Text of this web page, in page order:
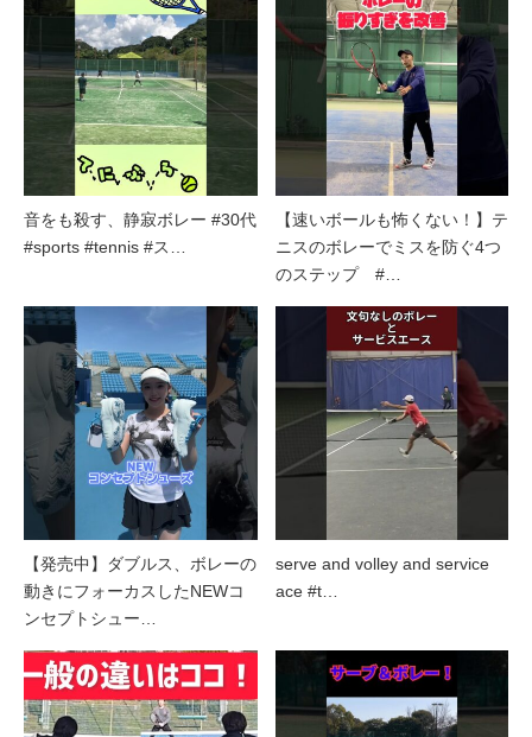
音をも殺す、静寂ボレー #30代
#sports #tennis #ス…
【速いボールも怖くない！】テ
ニスのボレーでミスを防ぐ4つ
のステップ #…
【発売中】ダブルス、ボレーの
動きにフォーカスしたNEWコ
ンセプトシュー…
serve and volley and service
ace #t…